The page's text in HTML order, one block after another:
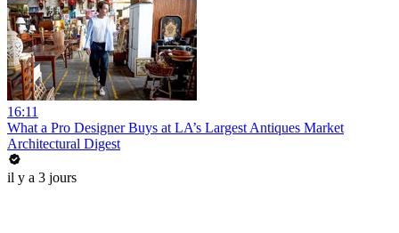
16:11
What a Pro Designer Buys at LA’s Largest Antiques Market
Architectural Digest
il y a 3 jours